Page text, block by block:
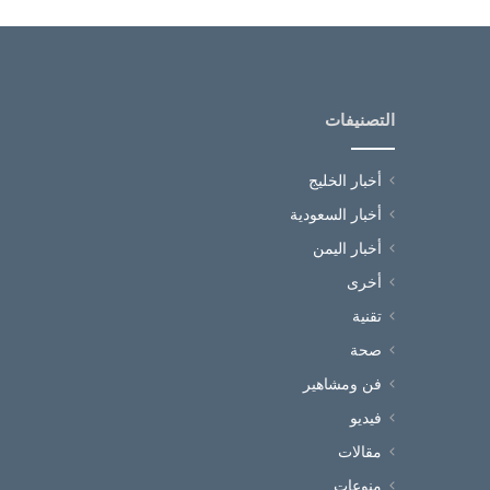
التصنيفات
أخبار الخليج
أخبار السعودية
أخبار اليمن
أخرى
تقنية
صحة
فن ومشاهير
فيديو
مقالات
منوعات